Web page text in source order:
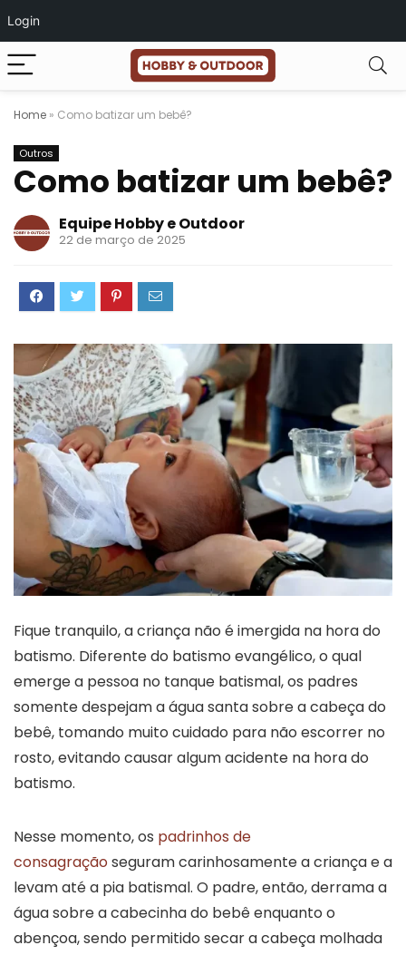
Login
Home » Como batizar um bebê?
Outros
Como batizar um bebê?
Equipe Hobby e Outdoor
22 de março de 2025
Fique tranquilo, a criança não é imergida na hora do
batismo. Diferente do batismo evangélico, o qual
emerge a pessoa no tanque batismal, os padres
somente despejam a água santa sobre a cabeça do
bebê, tomando muito cuidado para não escorrer no
rosto, evitando causar algum acidente na hora do
batismo.
Nesse momento, os padrinhos de
consagraçãoseguram carinhosamente a criança e a
levam até a pia batismal. O padre, então, derrama a
água sobre a cabecinha do bebê enquanto o
abençoa, sendo permitido secar a cabeça molhada